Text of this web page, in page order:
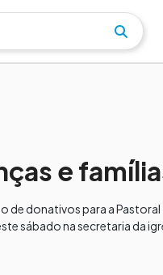
e
de donativos para a Pastoral
sábado na secretaria da